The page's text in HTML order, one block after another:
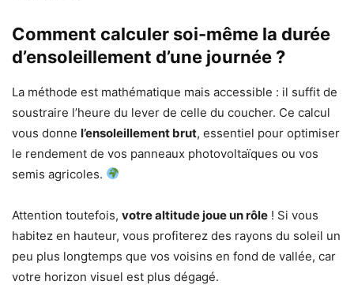
Comment calculer soi-même la durée
d’ensoleillement d’une journée ?
La méthode est mathématique mais accessible : il suffit de
soustraire l’heure du lever de celle du coucher. Ce calcul
vous donne l’ensoleillement brut, essentiel pour optimiser
le rendement de vos panneaux photovoltaïques ou vos
semis agricoles.
Attention toutefois, votre altitude joue un rôle ! Si vous
habitez en hauteur, vous profiterez des rayons du soleil un
peu plus longtemps que vos voisins en fond de vallée, car
votre horizon visuel est plus dégagé.